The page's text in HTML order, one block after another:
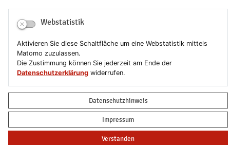
Webstatistik
Aktivieren Sie diese Schaltfläche um eine Webstatistik mittels
Matomo zuzulassen.
Die Zustimmung können Sie jederzeit am Ende der
Datenschutzerklärung widerrufen.
Datenschutzhinweis
Impressum
Verstanden
Datenschutzerklärung
Erklärung zur Barrierefreiheit
Leichte Sprache
Copyright © 2019-2026 Stadt Schönebeck (Elbe)